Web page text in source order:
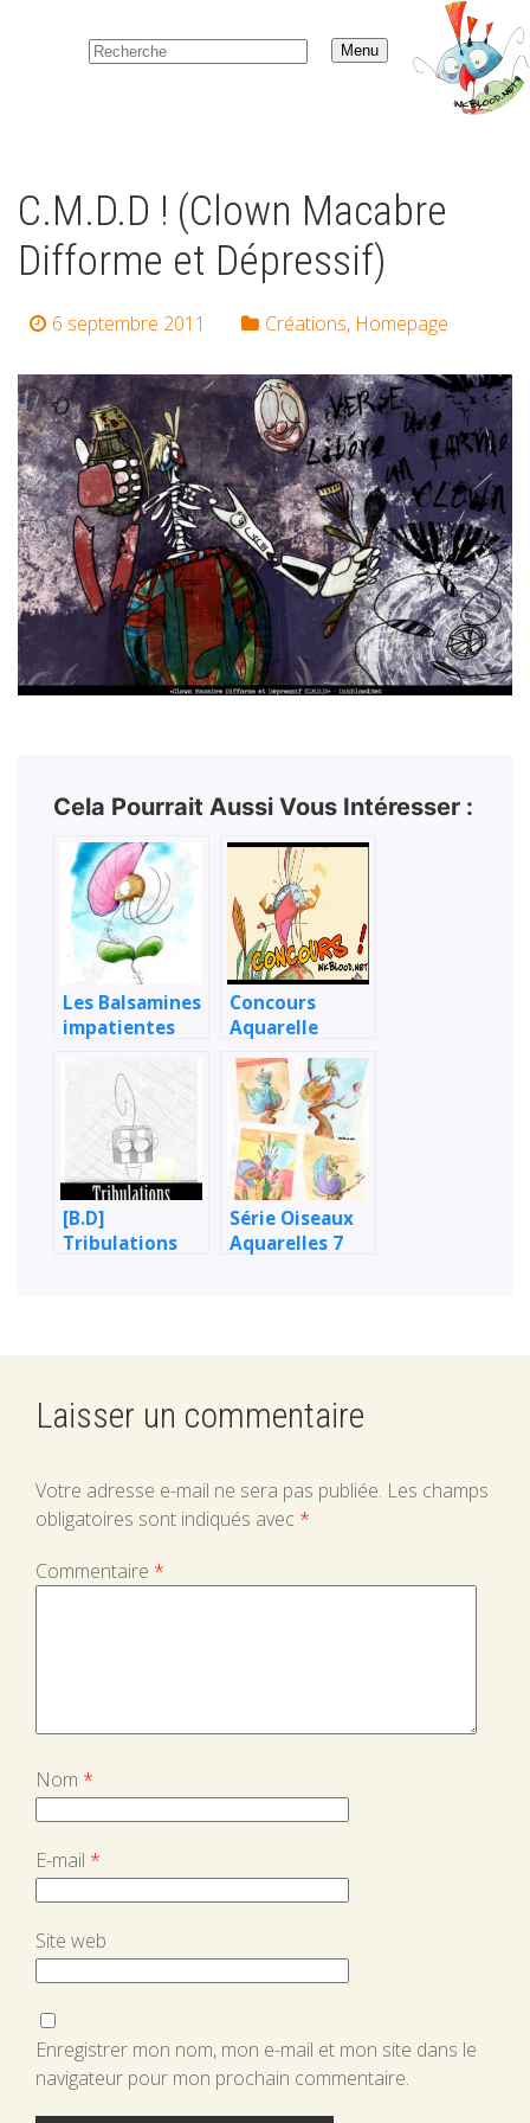
Menu
C.M.D.D ! (Clown Macabre
Difforme et Dépressif)
6 septembre 2011 Créations, Homepage
Cela Pourrait Aussi Vous Intéresser :
Les Balsamines
impatientes
embryonnaire)
Concours
Aquarelle
Inkblood !
[B.D]
Tribulations
Série Oiseaux
Aquarelles 7
Laisser un commentaire
Votre adresse e-mail ne sera pas publiée. Les champs
obligatoires sont indiqués avec *
Commentaire *
Nom *
E-mail *
Site web
Enregistrer mon nom, mon e-mail et mon site dans le
navigateur pour mon prochain commentaire.